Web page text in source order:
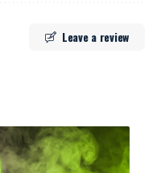
Leave a review